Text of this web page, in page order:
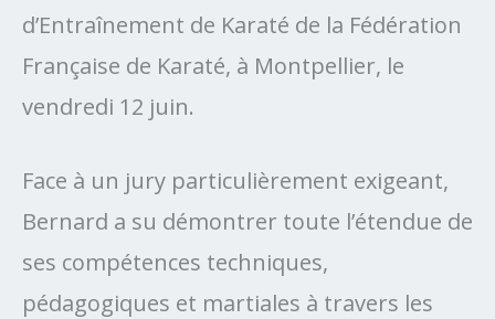
d’Entraînement de Karaté de la Fédération
Française de Karaté, à Montpellier, le
vendredi 12 juin.
Face à un jury particulièrement exigeant,
Bernard a su démontrer toute l’étendue de
ses compétences techniques,
pédagogiques et martiales à travers les